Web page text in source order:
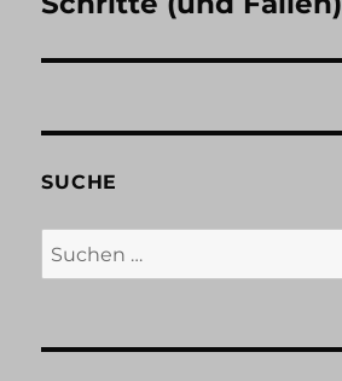
SUCHE
Suchen
nach: